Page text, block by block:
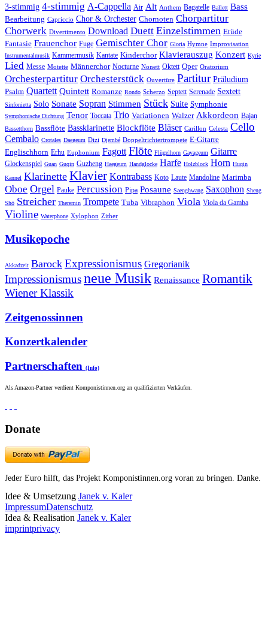
3-stimmig 4-stimmig A-Cappella Air Alt Anthem Bagatelle Ballett Bass
Bearbeitung Capriccio Chor & Orchester Chornoten Chorpartitur
Chorwerk Divertimento Download Duett Einzelstimmen Etüde
Fantasie Frauenchor Fuge Gemischter Chor Gloria Hymne Improvisation
Instrumentalmusik Kammermusik Kantate Kinderchor Klavierauszug Konzert Kyrie
Lied Messe Motette Männerchor Nocturne Nonett Oktett Oper Oratorium
Orchesterpartitur Orchesterstück Ouvertüre Partitur Präludium
Psalm Quartett Quintett Romanze Rondo Scherzo Septett Serenade Sextett
Sinfonietta Solo Sonate Sopran Stimmen Stück Suite Symphonie
Symphonische Dichtung Tenor Toccata Trio Variationen Walzer Akkordeon Bajan
Bassetthorn Bassflöte Bassklarinette Blockflöte Bläser Carillon Celesta Cello
Cembalo Crotales Daegeum Dizi Djembé Doppeltrichtertrompete E-Gitarre
Englischhorn Erhu Euphonium Fagott Flöte Flügelhorn Gayageum Gitarre
Glockenspiel Guan Guqin Guzheng Haegeum Handglocke Harfe Holzblock Horn Huqin
Kannel Klarinette Klavier Kontrabass Koto Laute Mandoline Marimba
Oboe Orgel Pauke Percussion Pipa Posaune Saenghwang Saxophon Sheng
Shō Streicher Theremin Trompete Tuba Vibraphon Viola Viola da Gamba
Violine Waterphone Xylophon Zither
Musikepoche
Akkadzeit Barock Expressionismus Gregorianik
Impressionismusneue Musik Renaissance Romantik
Wiener Klassik
Zeitgenossinnen
Konzertkalender
Partnerschaften (Info)
Als Amazon-Partner verdient Komponistinnen.org an qualifizierten Verkäufen.
Donate
Jeder Euro hilft, das Projekt Komponistinnen.org voran zu bringen. Danke.
Idee & Umsetzung Janek v. Kaler
ImpressumDatenschutz
Idea & Realisation Janek v. Kaler
imprintprivacy